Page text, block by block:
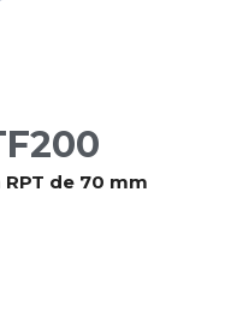
de 70 mm